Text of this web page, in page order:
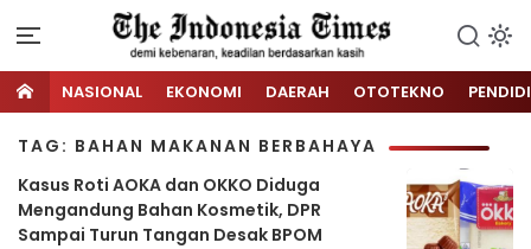
NASIONAL EKONOMI DAERAH OTOTEKNO
TAG: BAHAN MAKANAN BERBAHAYA
Kasus Roti AOKA dan OKKO Diduga
Mengandung Bahan Kosmetik, DPR
Sampai Turun Tangan Desak BPOM